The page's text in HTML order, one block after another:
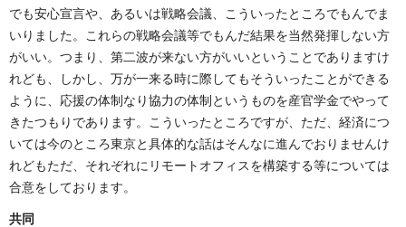
でも安心宣言や、あるいは戦略会議、こういったところでもんでま
いりました。これらの戦略会議等でもんだ結果を当然発揮しない方
がいい。つまり、第二波が来ない方がいいということでありますけ
れども、しかし、万が一来る時に際してもそういったことができる
ように、応援の体制なり協力の体制というものを産官学金でやって
きたつもりであります。こういったところですが、ただ、経済につ
いては今のところ東京と具体的な話はそんなに進んでおりませんけ
れどもただ、それぞれにリモートオフィスを構築する等については
合意をしております。
共同